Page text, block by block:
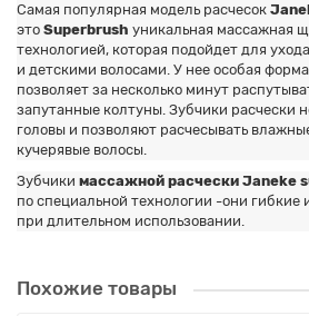
Самая популярная модель расчесок
это Superbrush уникальная массажная
технологией, которая подойдет для
и детскими волосами. У нее особая
позволяет за несколько минут
запутанные колтуны. Зубчики расчески
головы и позволяют расчесывать
кучерявые волосы.
Зубчики массажной расчески Janeke
по специальной технологии -они
при длительном использовании.
Похожие товары